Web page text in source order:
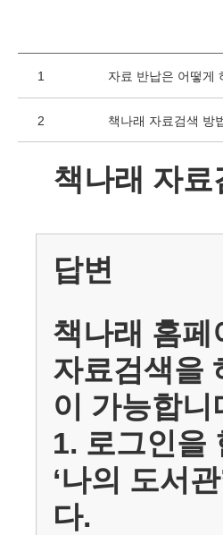
1 자료 반납은 어떻게
2 책나래 자료검색 방
책나래 자
답변
책나래 홈페
자료검색을
이 가능합니
1. 로그인을
‘나의 도서
다.